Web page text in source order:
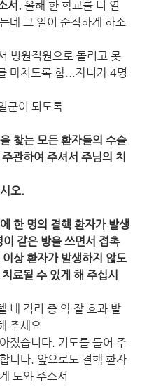
서.
올해 한 학교를 더 열
데 그 일이 순적하게 하소
마치도록 함...자녀가 4명
일군이 되도록
찾는 모든 환자들의 수술
관하여 주셔서 주님의 치
시오.
한 명의 결핵 환자가 발생
같은 방을 쓰면서 접촉
상 환자가 발생하지 않도
료될 수 있게 해 주십시
내 격리 중 약 잘 효과 발
주세요
졌습니다. 기도를 들어 주
니다. 앞으로도 결핵 환자
도와 주소서